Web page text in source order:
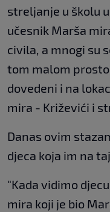
streljanje u školu
učesnik Marša
civila, a mnogi su
tom malom
dovedeni i na
mira - Križevići i
Danas ovim
djeca koja im na
"Kada vidimo
mira koji je bio